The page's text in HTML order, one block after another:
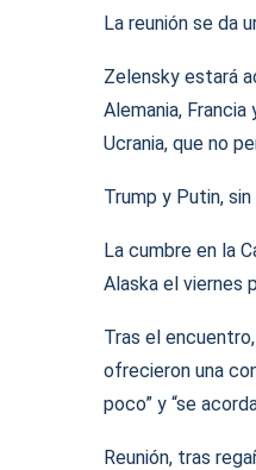
La reunión se da
Zelensky estará
Alemania,
Ucrania, que no
Trump y Putin,
La cumbre en la
Alaska el viernes
Tras el
ofrecieron una
poco” y “se
Reunión, tras